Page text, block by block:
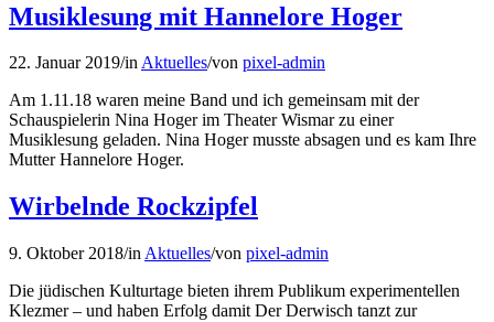
Musiklesung mit Hannelore Hoger
22. Januar 2019/inAktuelles/von pixel-admin
Am 1.11.18 waren meine Band und ich gemeinsam mit der
Schauspielerin Nina Hoger im Theater Wismar zu einer
Musiklesung geladen. Nina Hoger musste absagen und es kam Ihre
Mutter Hannelore Hoger.
Wirbelnde Rockzipfel
9. Oktober 2018/in Aktuelles/von pixel-admin
Die jüdischen Kulturtage bieten ihrem Publikum experimentellen
Klezmer – und haben Erfolg damit Der Derwisch tanzt zur